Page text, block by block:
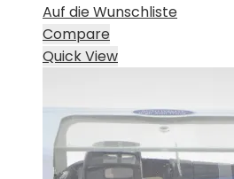
Auf die Wunschliste
Compare
Quick View